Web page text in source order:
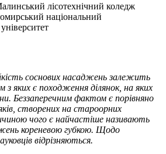
лісотехнічний коледж
національний
соснових насаджень залежить
з яких є походження ділянок, на яких
Беззаперечним фактом є порівняно
створених на староорних
чого є найчастіше називають
кореневою губкою. Щодо
відрізняються.